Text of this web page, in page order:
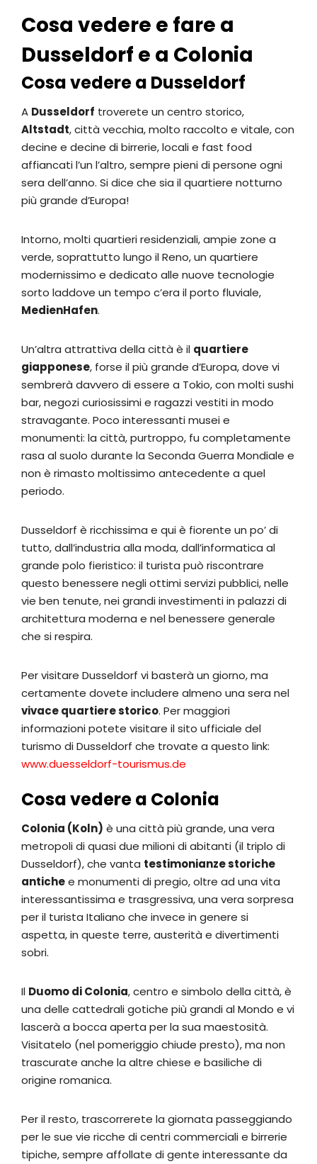
Cosa vedere e fare a
Dusseldorf e a Colonia
Cosa vedere a Dusseldorf
A Dusseldorf troverete un centro storico,
Altstadt, città vecchia, molto raccolto e vitale, con
decine e decine di birrerie, locali e fast food
affiancati l’un l’altro, sempre pieni di persone ogni
sera dell’anno. Si dice che sia il quartiere notturno
più grande d’Europa!
Intorno, molti quartieri residenziali, ampie zone a
verde, soprattutto lungo il Reno, un quartiere
modernissimo e dedicato alle nuove tecnologie
sorto laddove un tempo c’era il porto fluviale,
MedienHafen.
Un’altra attrattiva della città è il quartiere
giapponese, forse il più grande d’Europa, dove vi
sembrerà davvero di essere a Tokio, con molti sushi
bar, negozi curiosissimi e ragazzi vestiti in modo
stravagante. Poco interessanti musei e
monumenti: la città, purtroppo, fu completamente
rasa al suolo durante la Seconda Guerra Mondiale e
non è rimasto moltissimo antecedente a quel
periodo.
Dusseldorf è ricchissima e qui è fiorente un po’ di
tutto, dall’industria alla moda, dall’informatica al
grande polo fieristico: il turista può riscontrare
questo benessere negli ottimi servizi pubblici, nelle
vie ben tenute, nei grandi investimenti in palazzi di
architettura moderna e nel benessere generale
che si respira.
Per visitare Dusseldorf vi basterà un giorno, ma
certamente dovete includere almeno una sera nel
vivace quartiere storico. Per maggiori
informazioni potete visitare il sito ufficiale del
turismo di Dusseldorf che trovate a questo link:
www.duesseldorf-tourismus.de
Cosa vedere a Colonia
Colonia (Koln) è una città più grande, una vera
metropoli di quasi due milioni di abitanti (il triplo di
Dusseldorf), che vanta testimonianze storiche
antichee monumenti di pregio, oltre ad una vita
interessantissima e trasgressiva, una vera sorpresa
per il turista Italiano che invece in genere si
aspetta, in queste terre, austerità e divertimenti
sobri.
Il Duomo di Colonia, centro e simbolo della città, è
una delle cattedrali gotiche più grandi al Mondo e vi
lascerà a bocca aperta per la sua maestosità.
Visitatelo (nel pomeriggio chiude presto), ma non
trascurate anche la altre chiese e basiliche di
origine romanica.
Per il resto, trascorrerete la giornata passeggiando
per le sue vie ricche di centri commerciali e birrerie
tipiche, sempre affollate di gente interessante da